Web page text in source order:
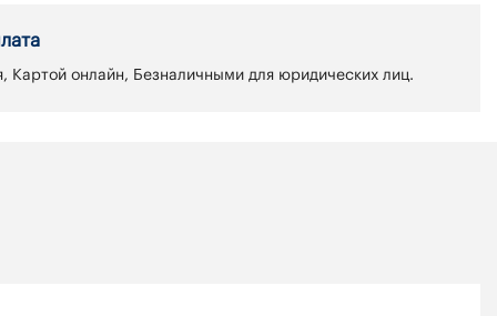
Картой онлайн, Безналичными для юридических лиц.